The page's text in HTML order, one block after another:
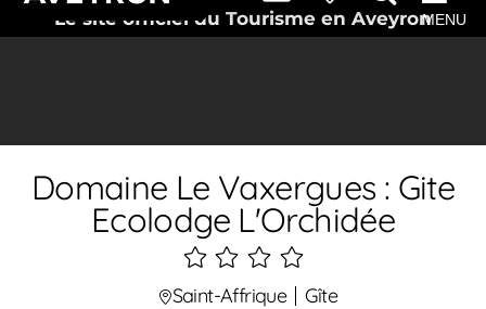
Le site officiel du Tourisme en AveyronMENU
Domaine Le Vaxergues : Gite
Ecolodge L'Orchidée
4
étoiles
Saint-Affrique Gîte